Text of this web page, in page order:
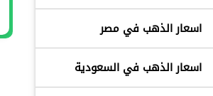
اسعار الذهب في مصر
اسعار الذهب في السعودية